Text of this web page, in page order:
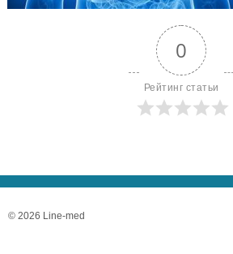
0
Рейтинг статьи
© 2026 Line-med